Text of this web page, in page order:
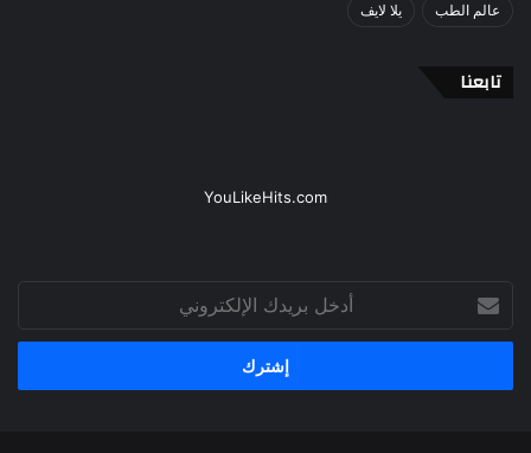
عالم الطب يلا لايف
تابعنا
YouLikeHits.com
بريدك
الإلكتروني